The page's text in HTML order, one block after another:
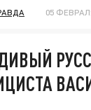
05